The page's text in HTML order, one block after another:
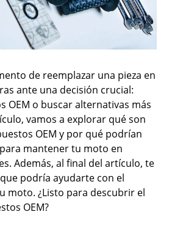
de reemplazar una pieza en
ante una decisión crucial:
OEM o buscar alternativas más
vamos a explorar qué son
OEM y por qué podrían
mantener tu moto en
Además, al final del artículo, te
podría ayudarte con el
moto. ¿Listo para descubrir el
OEM?